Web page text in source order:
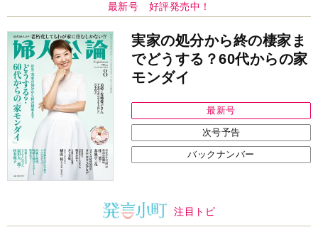
最新号 好評発売中！
実家の処分から終の棲家ま
でどうする？60代からの家
モンダイ
最新号
次号予告
バックナンバー
注目トピ